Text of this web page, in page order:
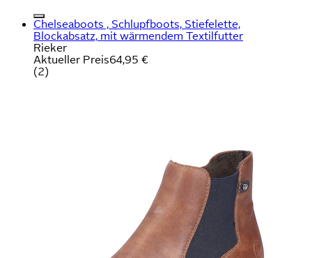
Chelseaboots , Schlupfboots, Stiefelette,
Blockabsatz, mit wärmendem Textilfutter
Rieker
Aktueller Preis64,95 €
(2)